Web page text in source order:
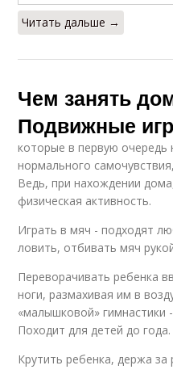
Читать дальше →
Чем занять
Подвижные
которые в первую очередь
нормального
Ведь, при нахождении
физическая активность.
Играть в мяч - подходят
ловить, отбивать мяч
Переворачивать ребенка
ноги, размахивая им в
«малышковой» гимнастики
Походит для детей до года.
Крутить ребенка, держа за